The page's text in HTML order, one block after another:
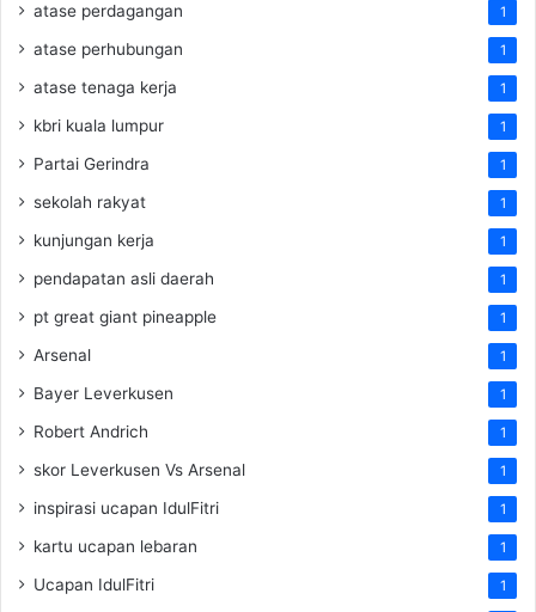
atase perdagangan 1
atase perhubungan 1
atase tenaga kerja 1
kbri kuala lumpur 1
Partai Gerindra 1
sekolah rakyat 1
kunjungan kerja 1
pendapatan asli daerah 1
pt great giant pineapple 1
Arsenal 1
Bayer Leverkusen 1
Robert Andrich 1
skor Leverkusen Vs Arsenal 1
inspirasi ucapan IdulFitri 1
kartu ucapan lebaran 1
Ucapan IdulFitri 1